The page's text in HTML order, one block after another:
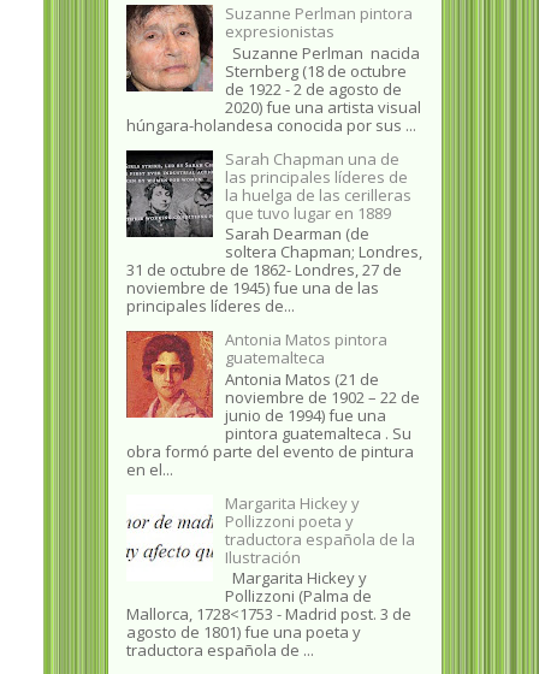
Suzanne Perlman pintora
expresionistas
Suzanne Perlman nacida
Sternberg (18 de octubre
de 1922 - 2 de agosto de
2020) fue una artista visual
húngara-holandesa conocida por sus ...
Sarah Chapman una de
las principales líderes de
la huelga de las cerilleras
que tuvo lugar en 1889
Sarah Dearman (de
soltera Chapman; Londres,
31 de octubre de 1862​- Londres, 27 de
noviembre de 1945)​ fue una de las
principales líderes de...
Antonia Matos pintora
guatemalteca
Antonia Matos (21 de
noviembre de 1902 – 22 de
junio de 1994) fue una
pintora guatemalteca . Su
obra formó parte del evento de pintura
en el...
Margarita Hickey y
Pollizzoni poeta y
traductora española de la
Ilustración
Margarita Hickey y
Pollizzoni (Palma de
Mallorca, 1728<1753 - Madrid post. 3 de
agosto de 1801) fue una poeta y
traductora española de ...